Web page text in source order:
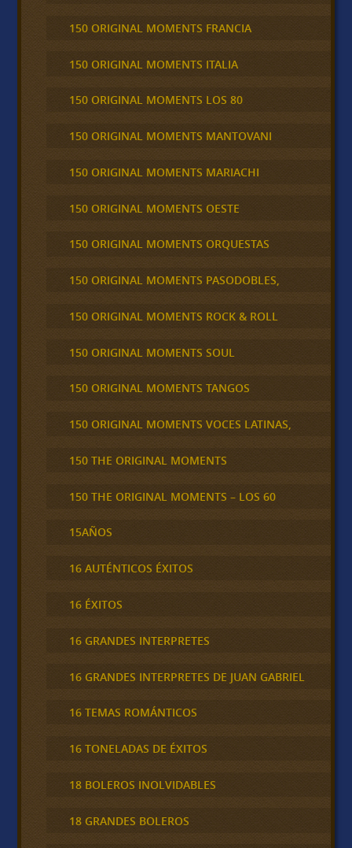
150 ORIGINAL MOMENTS FRANCIA
150 ORIGINAL MOMENTS ITALIA
150 ORIGINAL MOMENTS LOS 80
150 ORIGINAL MOMENTS MANTOVANI
150 ORIGINAL MOMENTS MARIACHI
150 ORIGINAL MOMENTS OESTE
150 ORIGINAL MOMENTS ORQUESTAS
150 ORIGINAL MOMENTS PASODOBLES,
150 ORIGINAL MOMENTS ROCK & ROLL
150 ORIGINAL MOMENTS SOUL
150 ORIGINAL MOMENTS TANGOS
150 ORIGINAL MOMENTS VOCES LATINAS,
150 THE ORIGINAL MOMENTS
150 THE ORIGINAL MOMENTS – LOS 60
15AÑOS
16 AUTÉNTICOS ÉXITOS
16 ÉXITOS
16 GRANDES INTERPRETES
16 GRANDES INTERPRETES DE JUAN GABRIEL
16 TEMAS ROMÁNTICOS
16 TONELADAS DE ÉXITOS
18 BOLEROS INOLVIDABLES
18 GRANDES BOLEROS